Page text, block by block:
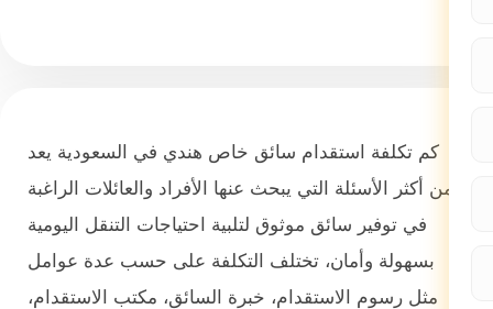
كم تكلفة استقدام سائق خاص هندي في السعودية يعد
من أكثر الأسئلة التي يبحث عنها الأفراد والعائلات الراغبة
في توفير سائق موثوق لتلبية احتياجات التنقل اليومية
بسهولة وأمان، تختلف التكلفة على حسب عدة عوامل
مثل رسوم الاستقدام، خبرة السائق، مكتب الاستقدام،